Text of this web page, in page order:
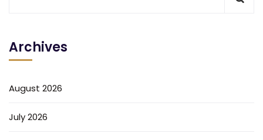
Archives
August 2026
July 2026